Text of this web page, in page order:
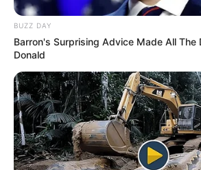
BUZZ DAY
Barron's Surprising Advice Made All The
Donald